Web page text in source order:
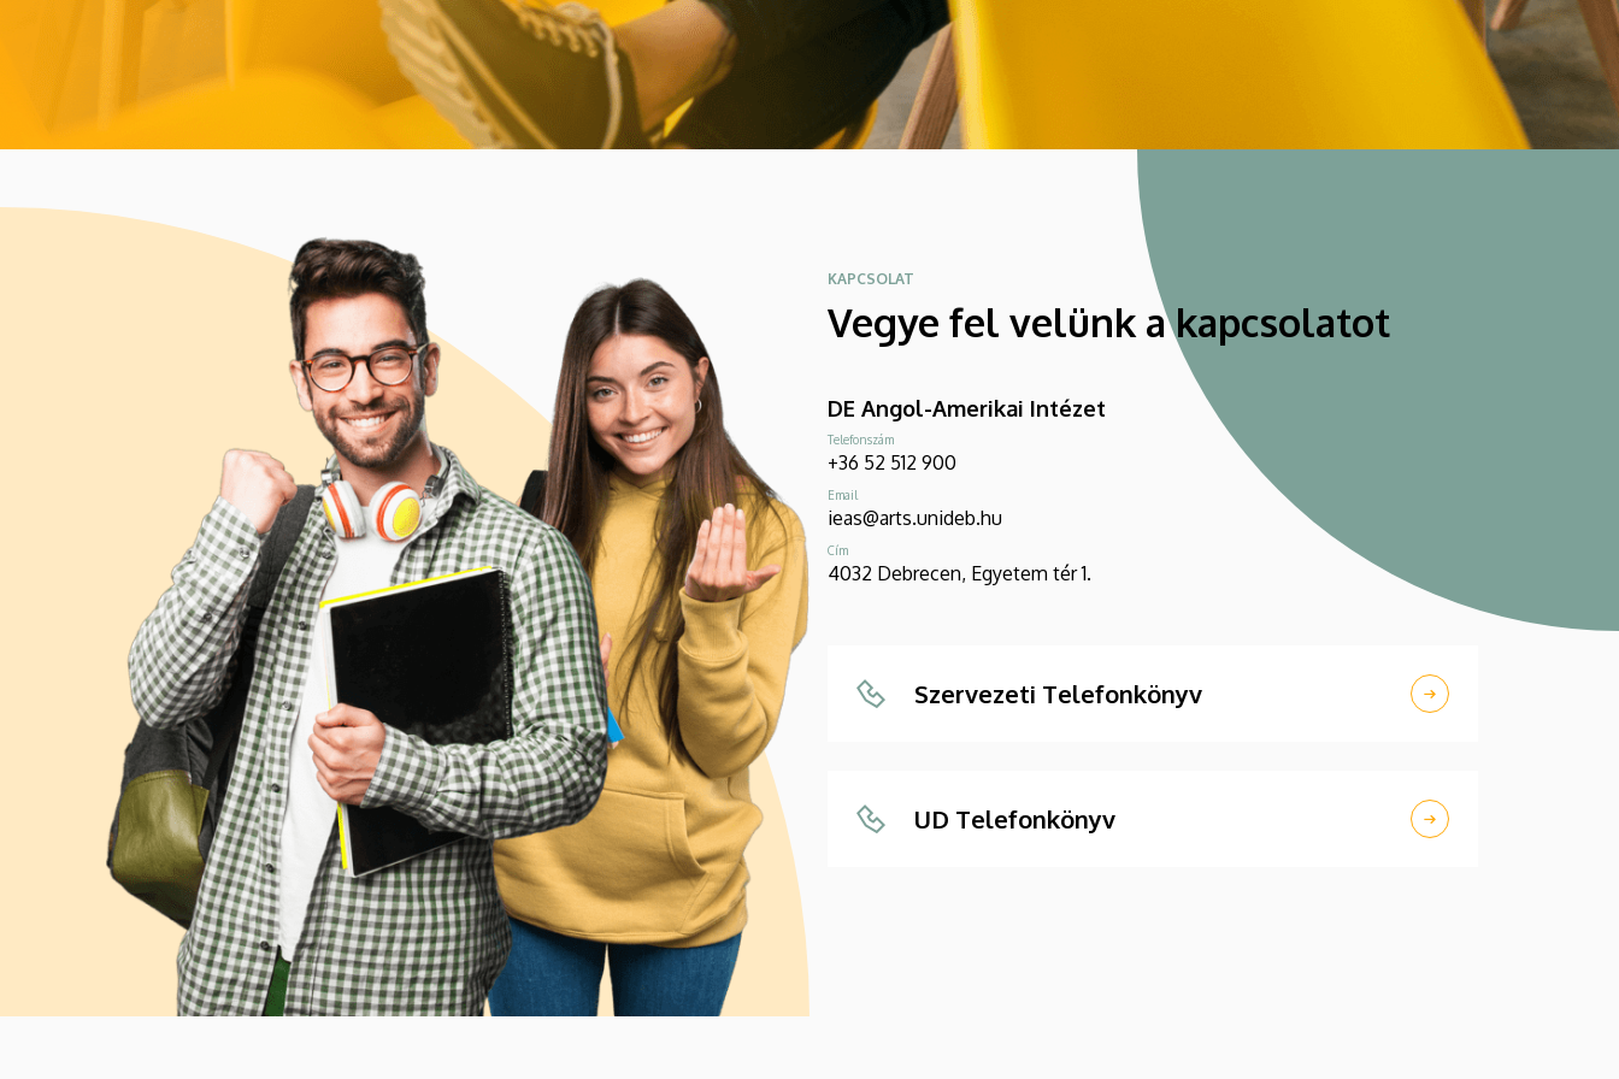
KAPCSOLAT
Vegye fel velünk a kapcsolatot
DE Angol-Amerikai Intézet
Telefonszám
+36 52 512 900
Email
ieas@arts.unideb.hu
Cím
4032 Debrecen, Egyetem tér 1.
Szervezeti Telefonkönyv
UD Telefonkönyv